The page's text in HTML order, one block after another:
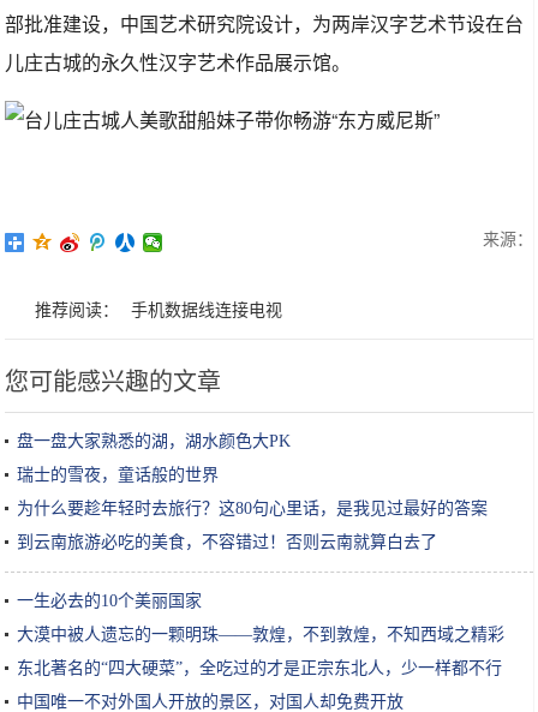
部批准建设，中国艺术研究院设计，为两岸汉字艺术节设在台
儿庄古城的永久性汉字艺术作品展示馆。
来源：
推荐阅读： 手机数据线连接电视
您可能感兴趣的文章
盘一盘大家熟悉的湖，湖水颜色大PK
瑞士的雪夜，童话般的世界
为什么要趁年轻时去旅行？这80句心里话，是我见过最好的答案
到云南旅游必吃的美食，不容错过！否则云南就算白去了
一生必去的10个美丽国家
大漠中被人遗忘的一颗明珠——敦煌，不到敦煌，不知西域之精彩
东北著名的“四大硬菜”，全吃过的才是正宗东北人，少一样都不行
中国唯一不对外国人开放的景区，对国人却免费开放